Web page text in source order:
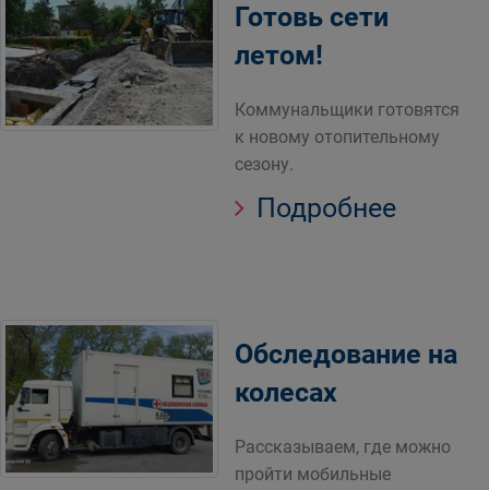
Готовь сети
летом!
Коммунальщики готовятся
к новому отопительному
сезону.
Подробнее
Обследование на
колесах
Рассказываем, где можно
пройти мобильные